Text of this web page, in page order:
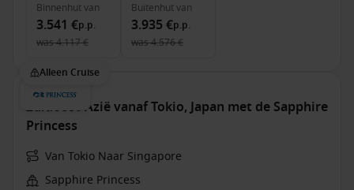
Binnenhutvan
3.541 €p.p.
was4.117 €
Buitenhutvan
3.935 €p.p.
was4.576 €
Alleen Cruise
Zuidoost-Azië vanaf Tokio, Japan met de Sapphire
Princess
Van Tokio Naar Singapore
Sapphire Princess